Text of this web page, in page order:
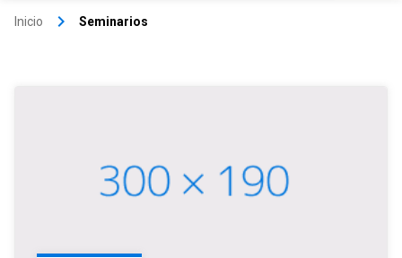
Inicio keyboard_arrow_right Seminarios